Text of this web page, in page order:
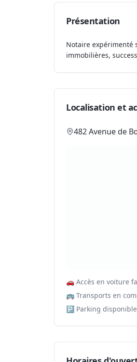
Présentation
Notaire expérimenté
immobilières,
Localisation et
482 Avenue de
🚗 Accès en voiture
🚌 Transports en
🅿️ Parking disponible